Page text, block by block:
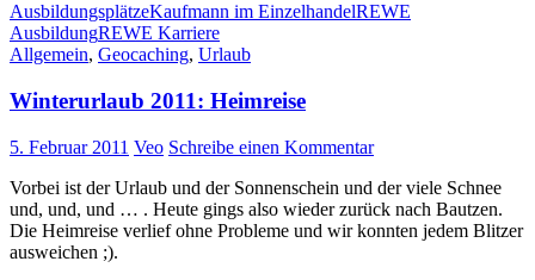
AusbildungsplätzeKaufmann im EinzelhandelREWE
AusbildungREWE Karriere
Allgemein, Geocaching, Urlaub
Winterurlaub 2011: Heimreise
5. Februar 2011 Veo Schreibe einen Kommentar
Vorbei ist der Urlaub und der Sonnenschein und der viele Schnee
und, und, und … . Heute gings also wieder zurück nach Bautzen.
Die Heimreise verlief ohne Probleme und wir konnten jedem Blitzer
ausweichen ;).